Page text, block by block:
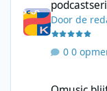
Doorde
0